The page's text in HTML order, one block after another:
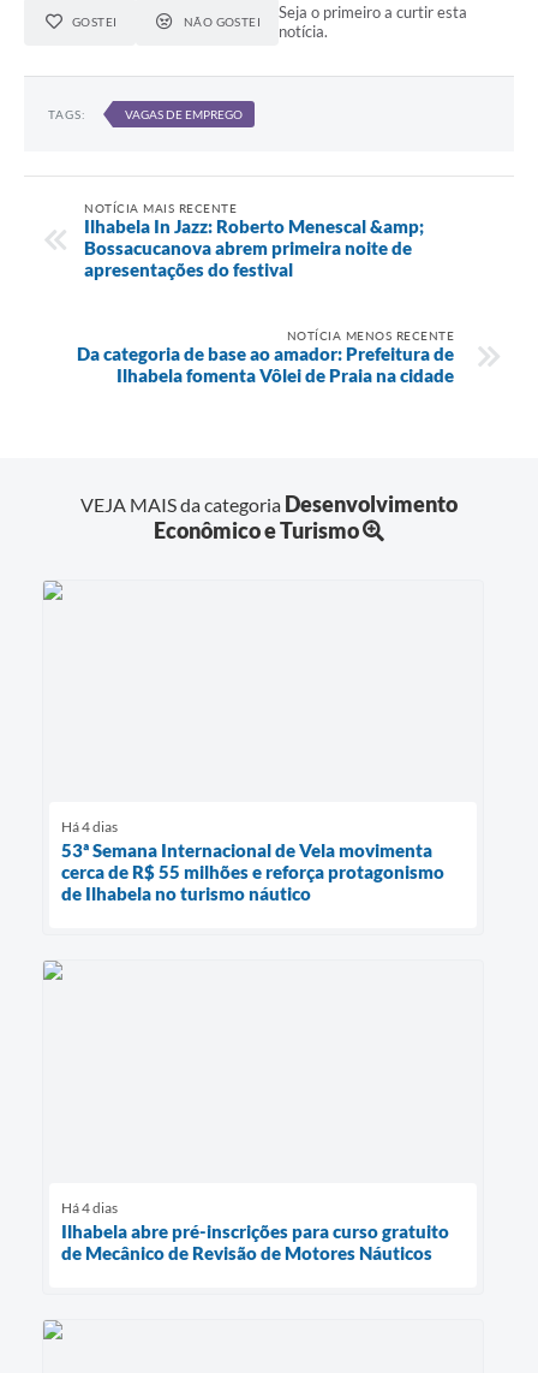
GOSTEI NÃO GOSTEI
Seja o primeiro a curtir esta
notícia.
TAGS: VAGAS DE EMPREGO
NOTÍCIA MAIS RECENTE
Ilhabela In Jazz: Roberto Menescal &amp;
Bossacucanova abrem primeira noite de
apresentações do festival
NOTÍCIA MENOS RECENTE
Da categoria de base ao amador: Prefeitura de
Ilhabela fomenta Vôlei de Praia na cidade
VEJA MAIS da categoria Desenvolvimento
Econômico e Turismo
Há 4 dias
53ª Semana Internacional de Vela movimenta
cerca de R$ 55 milhões e reforça protagonismo
de Ilhabela no turismo náutico
Há 4 dias
Ilhabela abre pré-inscrições para curso gratuito
de Mecânico de Revisão de Motores Náuticos